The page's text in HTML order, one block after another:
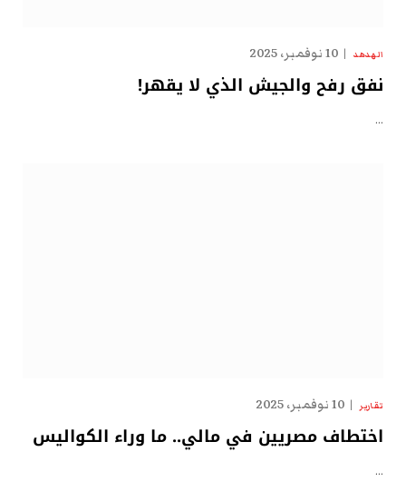
الهدهد 10 نوفمبر، 2025
نفق رفح والجيش الذي لا يقهر!
…
تقارير 10 نوفمبر، 2025
اختطاف مصريين في مالي.. ما وراء الكواليس
…